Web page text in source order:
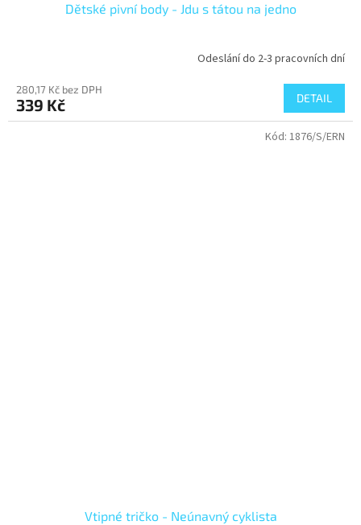
Dětské pivní body - Jdu s tátou na jedno
produktu
je
4,0
Odeslání do 2-3 pracovních dní
280,17 Kč bez DPH
339 Kč DETAIL
Vtipné tričko - Neúnavný cyklista
Kód: 1876/S/ERN